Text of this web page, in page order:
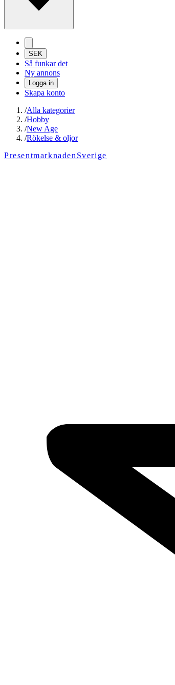
SEK
Så funkar det
Ny annons
Logga in
Skapa konto
/Alla kategorier
/Hobby
/New Age
/Rökelse & oljor
PresentmarknadenSverige